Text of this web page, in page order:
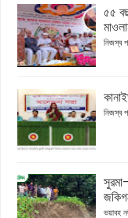
৫৫
নিজস্ব
নিজস্ব
ভয়াবহ